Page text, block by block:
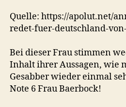
Quelle: https://apolut.net/
redet-fuer-deutschland-
Bei dieser Frau stimmen
Inhalt ihrer Aussagen, wie
Gesabber wieder einmal
Note 6 Frau Baerbock!